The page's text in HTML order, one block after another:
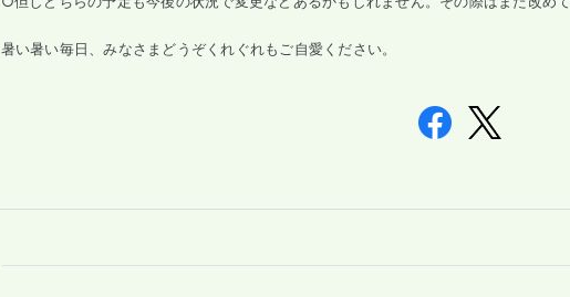
暑い暑い毎日、みなさまどうぞくれぐれもご自愛ください。